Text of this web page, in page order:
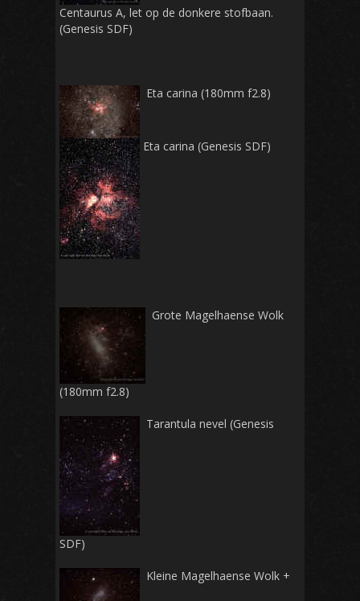
Centaurus A, let op de donkere stofbaan.
(Genesis SDF)
Eta carina (180mm f2.8)
Eta carina (Genesis SDF)
Grote Magelhaense Wolk
(180mm f2.8)
Tarantula nevel (Genesis
SDF)
Kleine Magelhaense Wolk +